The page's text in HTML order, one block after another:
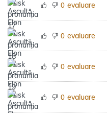
0 evaluare
0 evaluare
0 evaluare
0 evaluare